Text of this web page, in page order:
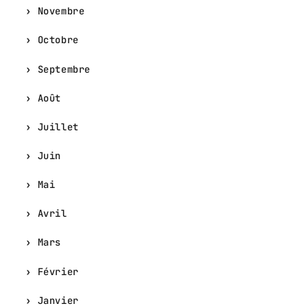
Novembre
Octobre
Septembre
Août
Juillet
Juin
Mai
Avril
Mars
Février
Janvier